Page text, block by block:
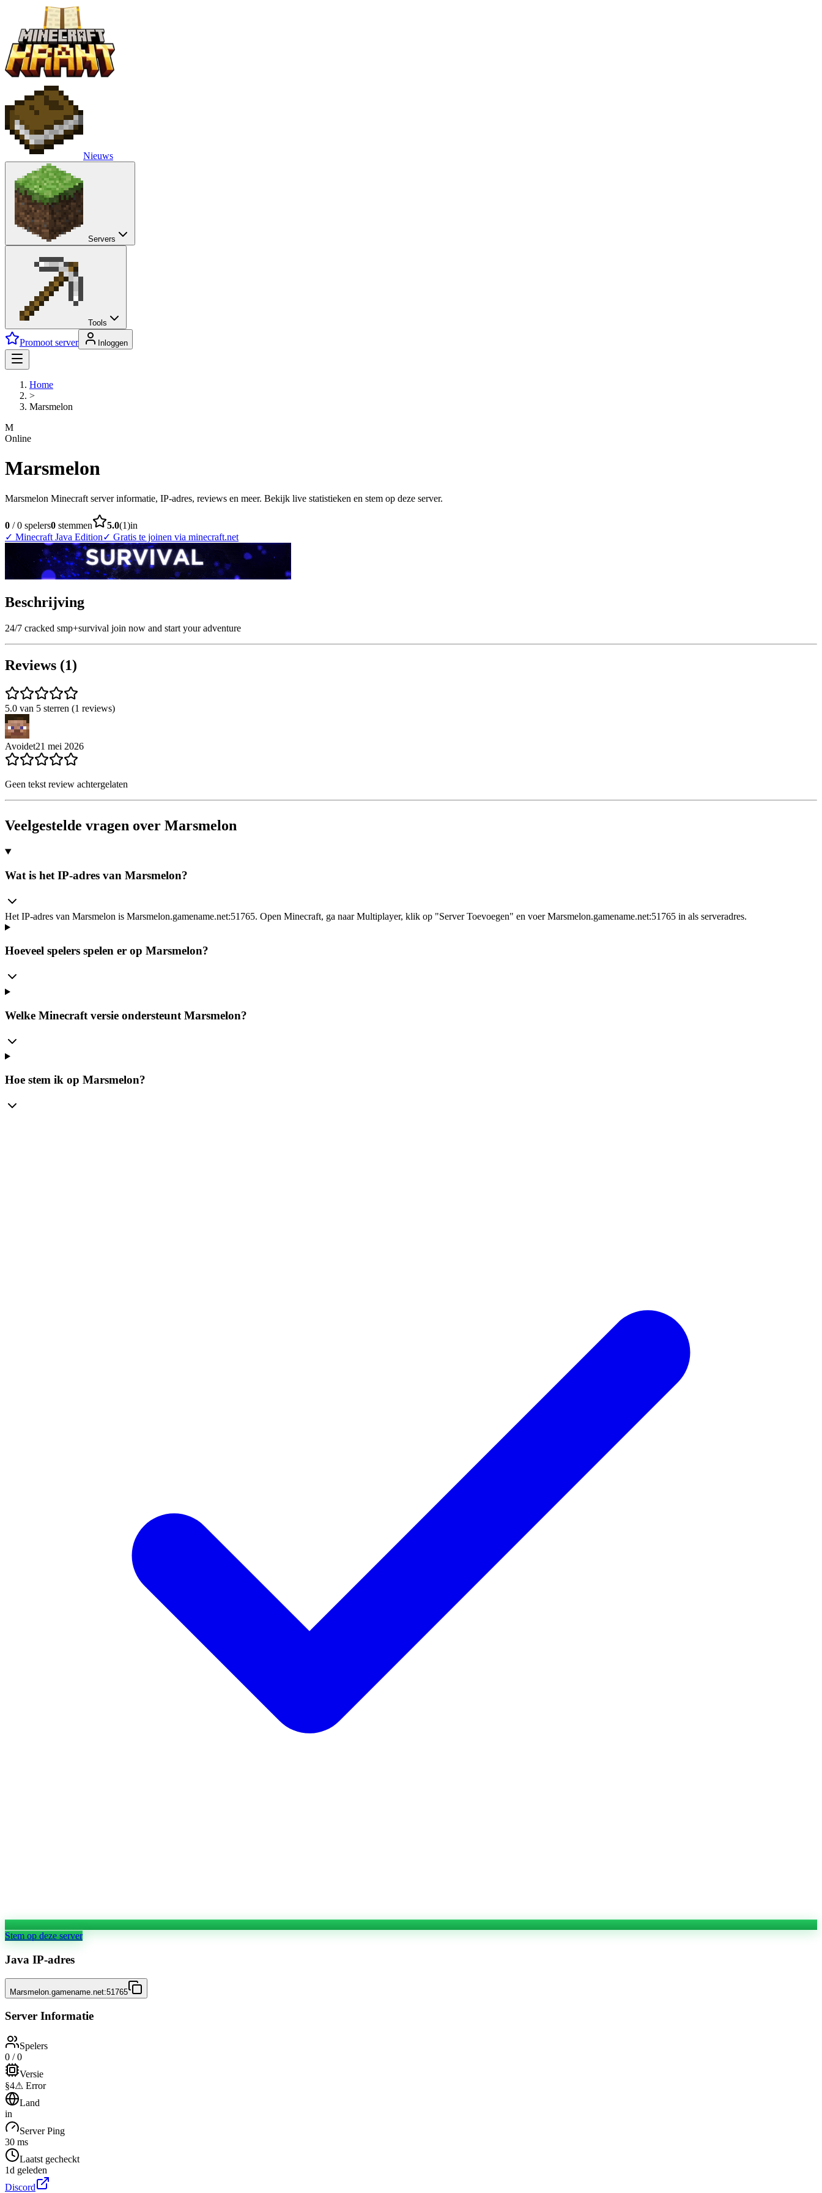
Nieuws
Servers
Tools
Promoot server Inloggen
Home
>
Marsmelon
M
Online
Marsmelon
Marsmelon Minecraft server informatie, IP-adres, reviews en meer. Bekijk live statistieken en stem op deze server.
0 /0 spelers0 stemmen 5.0(1)in
✓ Minecraft Java Edition✓ Gratis te joinen via minecraft.net
Beschrijving
24/7 cracked smp+survival join now and start your adventure
Reviews (1)
5.0 van 5 sterren (1 reviews)
Avoidet21 mei 2026
Geen tekst review achtergelaten
Veelgestelde vragen over Marsmelon
Wat is het IP-adres van Marsmelon?
Het IP-adres van Marsmelon is Marsmelon.gamename.net:51765. Open Minecraft, ga naar Multiplayer, klik op "Server Toevoegen" en voer Marsmelon.gamename.net:51765 in als serveradres.
Hoeveel spelers spelen er op Marsmelon?
Welke Minecraft versie ondersteunt Marsmelon?
Hoe stem ik op Marsmelon?
Stem op deze server
Java IP-adres
Marsmelon.gamename.net:51765
Server Informatie
Spelers
0 / 0
Versie
§4⚠ Error
Land
in
Server Ping
30 ms
Laatst gecheckt
1d geleden
Discord